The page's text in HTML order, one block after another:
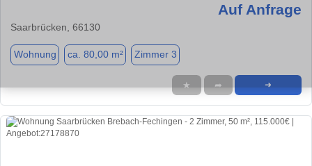
Auf Anfrage
Saarbrücken, 66130
Wohnung ca. 80,00 m² Zimmer 3
★ ➦ ➜